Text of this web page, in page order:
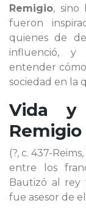
Remigio, sino
fueron
quienes de
influenció, y
entender
sociedad en la
Vida y
Remigio
(?, c. 437-
entre los
Bautizó al rey
fue asesor de